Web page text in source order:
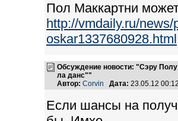
Пол Маккартни
http://vmdaily.ru/
oskar1337680928.html
Обсуждение новости: "Сэру
ла данс""
Автор: Corvin Дата: 23.05.12
Если шансы на